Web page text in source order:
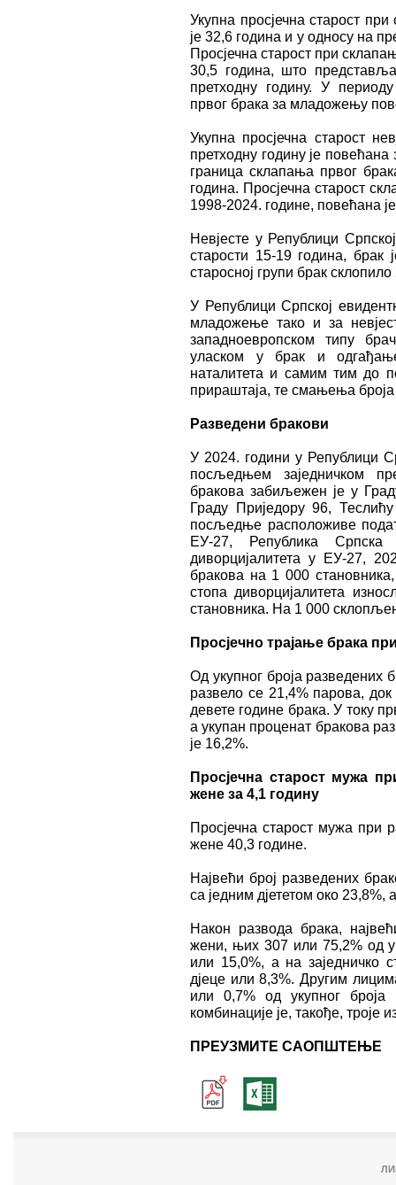
Укупна просјечна старост
је 32,6 година и у односу на
Просјечна старост при
30,5 година, што
претходну годину. У
првог брака за младожењу
Укупна просјечна старост
претходну годину је
граница склапања првог
година. Просјечна старост
1998-2024. године, повећана
Невјесте у Републици
старости 15-19 година, брак
старосној групи брак
У Републици Српској
младожење тако и за
западноевропском типу
уласком у брак и
наталитета и самим тим до
прираштаја, те смањења броја
Разведени бракови
У 2024. години у Републици
посљедњем заједничком
бракова забиљежен је у
Граду Приједору 96,
посљедње расположиве
ЕУ-27, Република
диворцијалитета у ЕУ-27,
бракова на 1 000
стопа диворцијалитета
становника. На 1 000
Просјечно трајање брака
Од укупног броја разведених
развело се 21,4% парова,
девете године брака. У току
а укупан проценат бракова
је 16,2%.
Просјечна старост мужа
жене за 4,1 годину
Просјечна старост мужа при
жене 40,3 године.
Највећи број разведених
са једним дјететом око
Након развода брака,
жени, њих 307 или 75,2% од
или 15,0%, а на заједничко
дјеце или 8,3%. Другим
или 0,7% од укупног броја
комбинације је, такође, троје
ПРЕУЗМИТЕ САОПШТЕЊЕ